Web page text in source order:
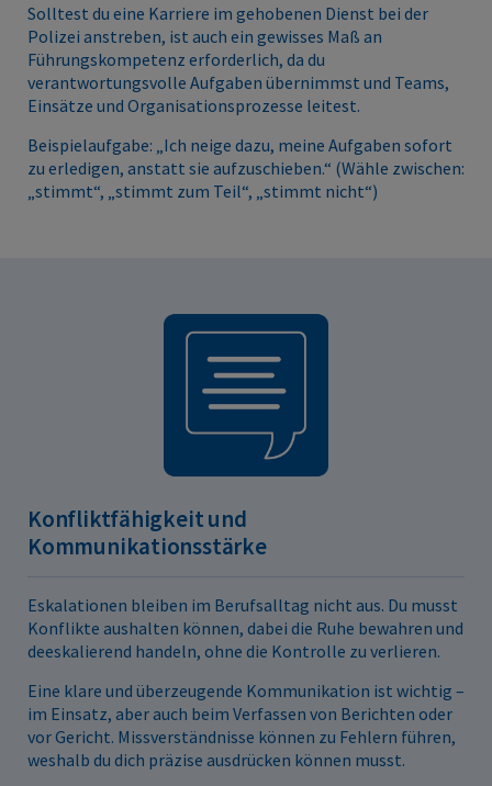
Solltest du eine Karriere im gehobenen Dienst bei der
Polizei anstreben, ist auch ein gewisses Maß an
Führungskompetenz erforderlich, da du
verantwortungsvolle Aufgaben übernimmst und Teams,
Einsätze und Organisationsprozesse leitest.
Beispielaufgabe: „Ich neige dazu, meine Aufgaben sofort
zu erledigen, anstatt sie aufzuschieben.“ (Wähle zwischen:
„stimmt“, „stimmt zum Teil“, „stimmt nicht“)
Konfliktfähigkeit und
Kommunikationsstärke
Eskalationen bleiben im Berufsalltag nicht aus. Du musst
Konflikte aushalten können, dabei die Ruhe bewahren und
deeskalierend handeln, ohne die Kontrolle zu verlieren.
Eine klare und überzeugende Kommunikation ist wichtig –
im Einsatz, aber auch beim Verfassen von Berichten oder
vor Gericht. Missverständnisse können zu Fehlern führen,
weshalb du dich präzise ausdrücken können musst.